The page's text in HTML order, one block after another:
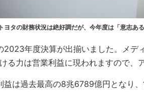
トヨタの財務状況は絶好調だが、今年度は「意志あ
年度決算が出揃いました。メデ
る力は営業利益に現われますので、
は過去最高の8兆6789億円となり